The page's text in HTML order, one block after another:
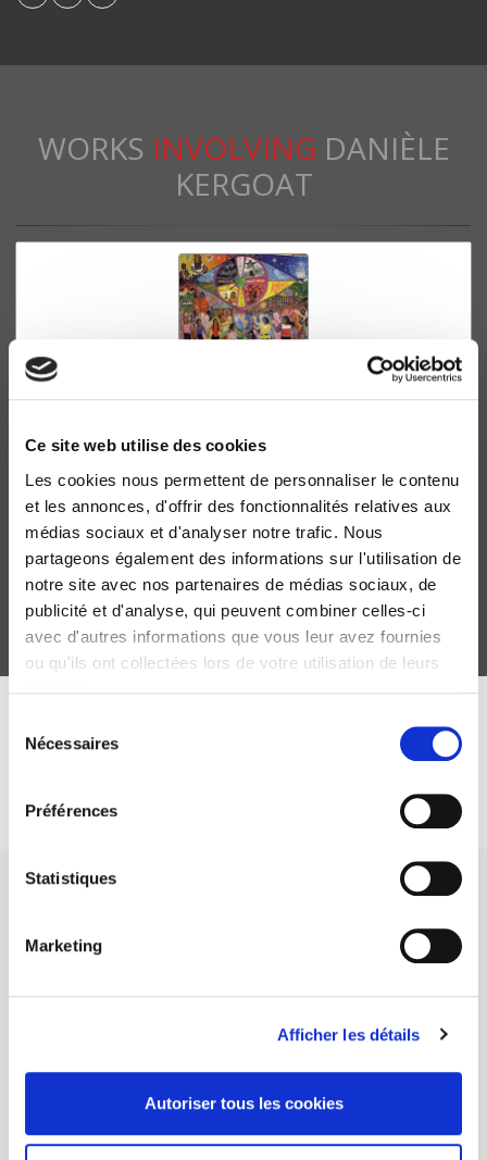
Ce site web utilise des cookies
Les cookies nous permettent de personnaliser le contenu
et les annonces, d'offrir des fonctionnalités relatives aux
médias sociaux et d'analyser notre trafic. Nous
partageons également des informations sur l'utilisation de
notre site avec nos partenaires de médias sociaux, de
publicité et d'analyse, qui peuvent combiner celles-ci
avec d'autres informations que vous leur avez fournies
ou qu'ils ont collectées lors de votre utilisation de leurs
Nécessaires
Préférences
Statistiques
Marketing
Afficher les détails
Autoriser tous les cookies
WORKS INVOLVING DANIÈLE
KERGOAT
Le sexe de la mondialisation
Genre, classe, race et nouvelle division du travail
Jules Falquet, Helena Hirata
DISCOVER OUR JOURNALS
continue
FOREIGN RIGHTS